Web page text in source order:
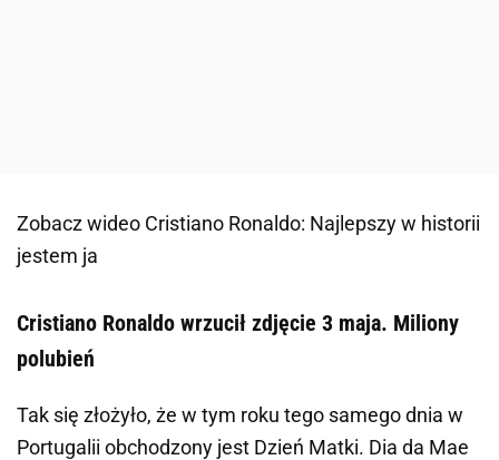
Zobacz wideo Cristiano Ronaldo: Najlepszy w historii
jestem ja
Cristiano Ronaldo wrzucił zdjęcie 3 maja. Miliony
polubień
Tak się złożyło, że w tym roku tego samego dnia w
Portugalii obchodzony jest Dzień Matki. Dia da Mae